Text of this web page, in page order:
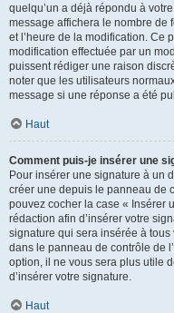
quelqu’un a déjà répondu à
message affichera le nombre de
et l’heure de la modification. Ce
modification effectuée par un
puissent rédiger une raison
noter que les utilisateurs
message si une réponse a été
Haut
Comment puis-je insérer une
Pour insérer une signature à un
créer une depuis le panneau de
pouvez cocher la case « Insérer
rédaction afin d’insérer votre
signature qui sera insérée à
dans le panneau de contrôle de
option, il ne vous sera plus utile
d’insérer votre signature.
Haut